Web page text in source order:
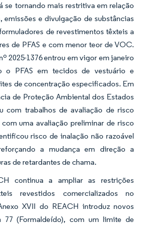
se tornando mais restritiva em relação
emissões e divulgação de substâncias
de revestimentos têxteis a
de PFAS e com menor teor de VOC.
2025-1376 entrou em vigor em janeiro
o PFAS em tecidos de vestuário e
de concentração especificados. Em
de Proteção Ambiental dos Estados
com trabalhos de avaliação de risco
uma avaliação preliminar de risco
risco de inalação não razoável
a mudança em direção a
de retardantes de chama.
continua a ampliar as restrições
revestidos comercializados no
XVII do REACH introduz novos
(Formaldeído), com um limite de